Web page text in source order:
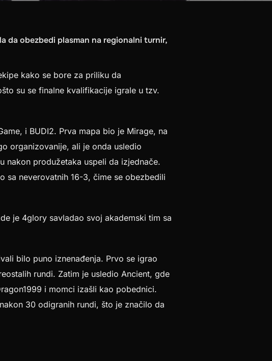
da obezbedi plasman na regionalni turnir,
kako se bore za priliku da
su se finalne kvalifikacije igrale u tzv.
i BUDI2. Prva mapa bio je Mirage, na
organizovanije, ali je onda usledio
nakon produžetaka uspeli da izjednače.
sa neverovatnih 16-3, čime se obezbedili
je 4glory savladao svoj akademski tim sa
bilo puno iznenađenja. Prvo se igrao
rundi. Zatim je usledio Ancient, gde
i momci izašli kao pobednici.
30 odigranih rundi, što je značilo da